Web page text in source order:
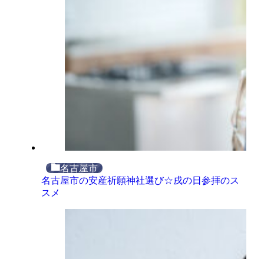
名古屋市
名古屋市の安産祈願神社選び☆戌の日参拝のス
スメ